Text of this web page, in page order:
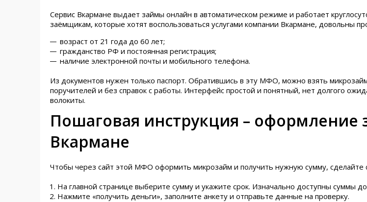
Сервис Вкармане выдает займы онлайн в автоматическом режиме и работает
заёмщикам, которые хотят воспользоваться услугами компании Вкармане, довольны
возраст от 21 года до 60 лет;
гражданство РФ и постоянная регистрация;
наличие электронной почты и мобильного телефона.
Из документов нужен только паспорт. Обратившись в эту МФО, можно взять
поручителей и без справок с работы. Интерфейс простой и понятный, нет долгого
волокиты.
Пошаговая инструкция – оформление
Вкармане
Чтобы через сайт этой МФО оформить микрозайм и получить нужную сумму,
На главной странице выберите сумму и укажите срок. Изначально доступны суммы
Нажмите «получить деньги», заполните анкету и отправьте данные на проверку.